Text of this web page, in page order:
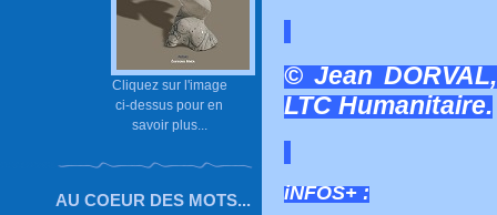
Cliquez sur l'image
ci-dessus pour en
savoir plus...
AU COEUR DES MOTS...
© Jean
LTC Humanitaire.
iNFOS+ :